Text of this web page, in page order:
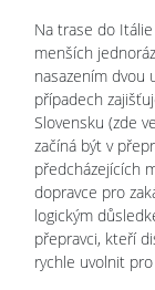
Na trase do
menších
nasazením dvou
případech
Slovensku (zde
začíná být v
předcházejících
dopravce pro
logickým
přepravci, kteří
rychle uvolnit